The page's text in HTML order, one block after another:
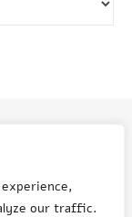
our traffic.